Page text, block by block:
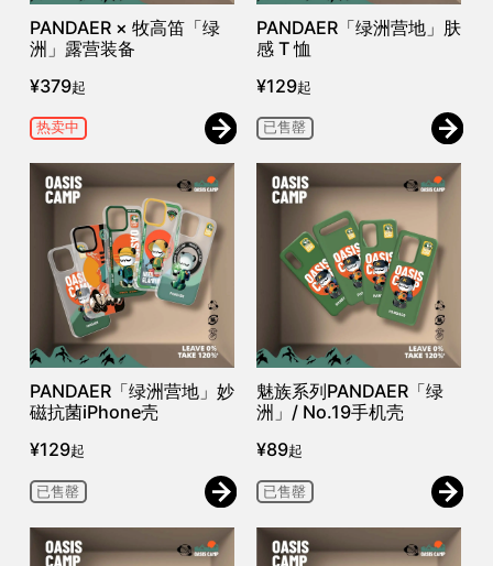
PANDAER × 牧高笛「绿
洲」露营装备
¥379起
热卖中
PANDAER「绿洲营地」肤
感 T 恤
¥129起
已售罄
PANDAER「绿洲营地」妙
磁抗菌iPhone壳
¥129起
已售罄
魅族系列PANDAER「绿
洲」/ No.19手机壳
¥89起
已售罄